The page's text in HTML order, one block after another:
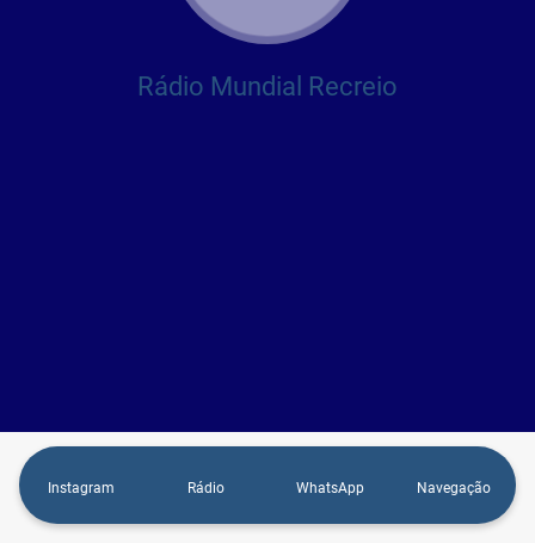
Rádio Mundial Recreio
Instagram Rádio WhatsApp Navegação